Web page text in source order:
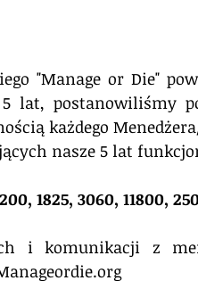
"Manage or Die"
lat, postanowiliśmy
każdego
nasze 5 lat
1825, 3060, 11800,
i komunikacji z